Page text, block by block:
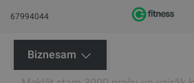
67994044
Biznesam